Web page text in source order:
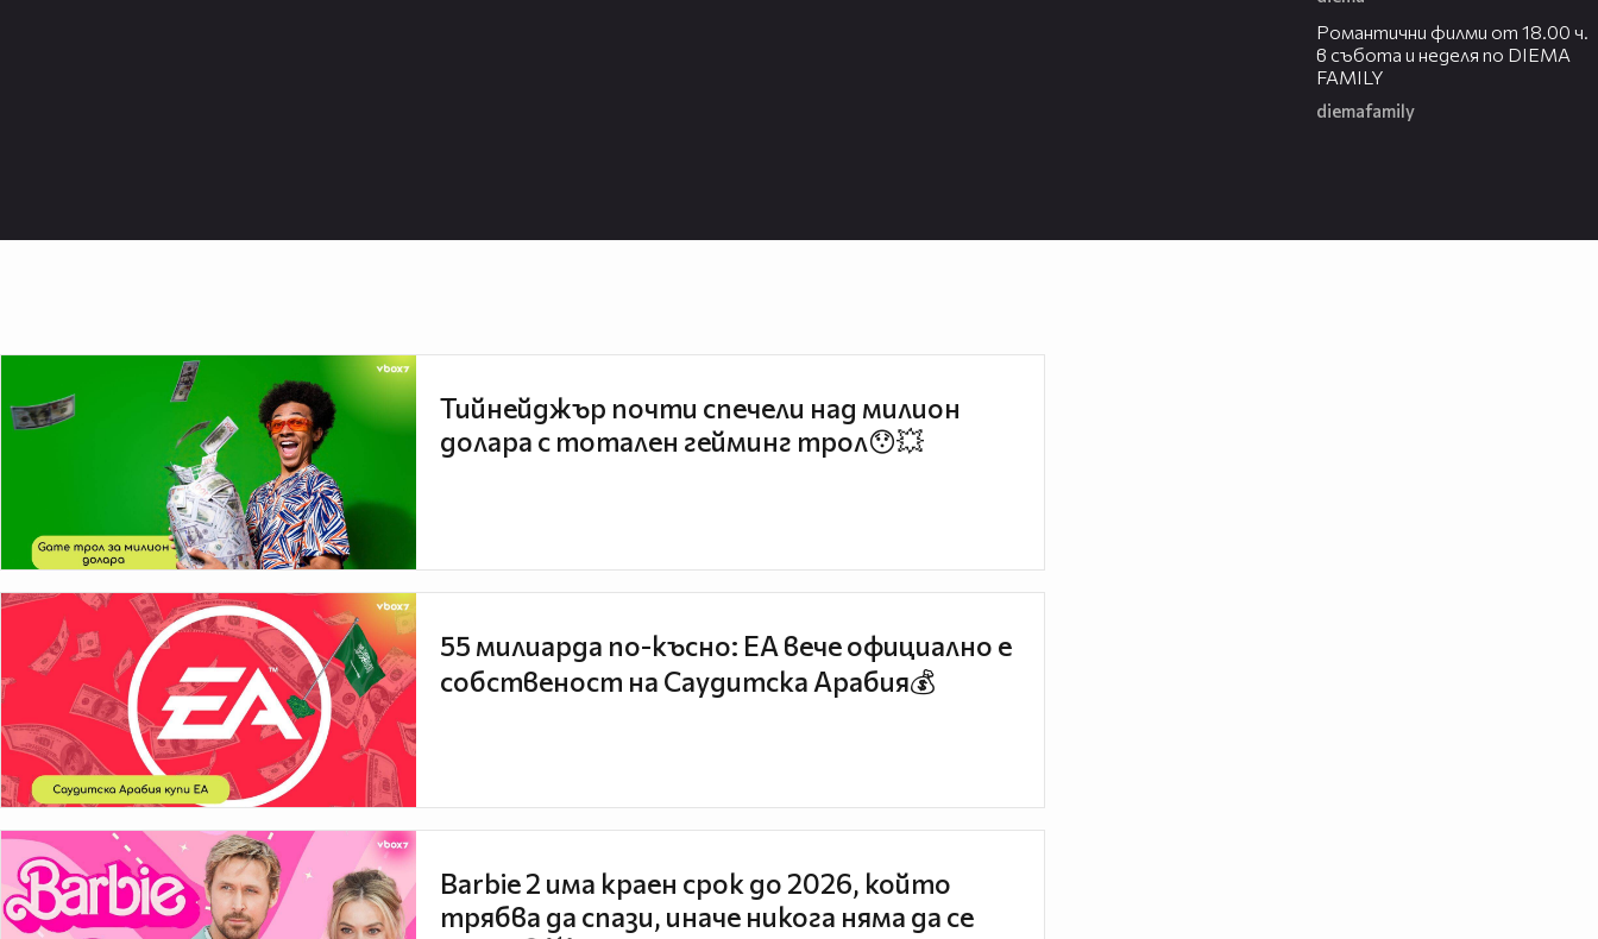
Романтични филми от 18.00 ч.
в събота и неделя по DIEMA
FAMILY
diemafamily
Тийнейджър почти спечели над милион
долара с тотален гейминг трол😯💥
55 милиарда по-късно: EA вече официално е
собственост на Саудитска Арабия💰
Barbie 2 има краен срок до 2026, който
трябва да спази, иначе никога няма да се